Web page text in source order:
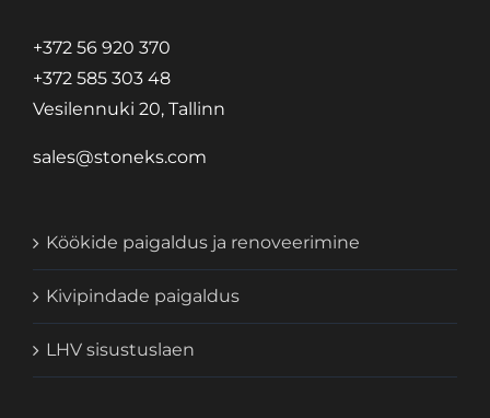
+372 56 920 370
+372 585 303 48
Vesilennuki 20, Tallinn
sales@stoneks.com
Köökide paigaldus ja renoveerimine
Kivipindade paigaldus
LHV sisustuslaen